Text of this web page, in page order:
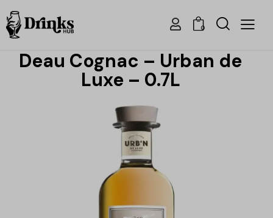
0
Deau Cognac – Urban de
Luxe – 0.7L